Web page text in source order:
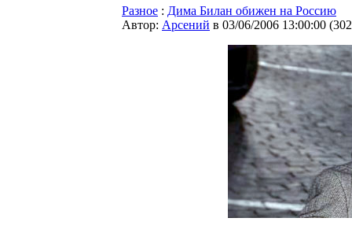
Разное : Дима Билан обижен на Россию
Автор: Арсений в 03/06/2006 13:00:00 (